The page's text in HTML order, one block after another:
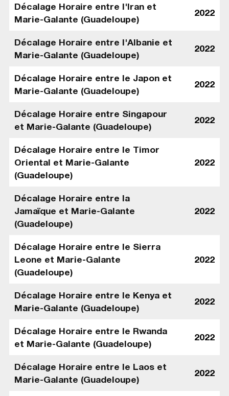
Décalage Horaire entre l'Iran et
Marie-Galante (Guadeloupe)
2022
Décalage Horaire entre l'Albanie et
Marie-Galante (Guadeloupe)
2022
Décalage Horaire entre le Japon et
Marie-Galante (Guadeloupe)
2022
Décalage Horaire entre Singapour
et Marie-Galante (Guadeloupe)
2022
Décalage Horaire entre le Timor
Oriental et Marie-Galante
(Guadeloupe)
2022
Décalage Horaire entre la
Jamaïque et Marie-Galante
(Guadeloupe)
2022
Décalage Horaire entre le Sierra
Leone et Marie-Galante
(Guadeloupe)
2022
Décalage Horaire entre le Kenya et
Marie-Galante (Guadeloupe)
2022
Décalage Horaire entre le Rwanda
et Marie-Galante (Guadeloupe)
2022
Décalage Horaire entre le Laos et
Marie-Galante (Guadeloupe)
2022